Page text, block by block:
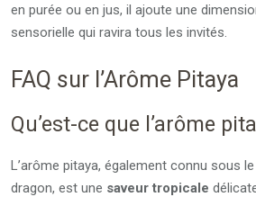
en purée ou en jus, il ajoute une
sensorielle qui ravira tous les invités.
FAQ sur l’Arôme Pitaya
Qu’est-ce que l’arôme
L’arôme pitaya, également connu sous
dragon, est une saveur tropicale